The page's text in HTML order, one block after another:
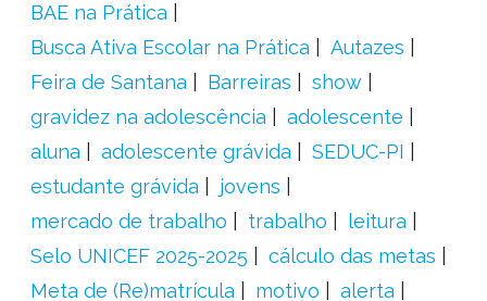
BAE na Prática
Busca Ativa Escolar na Prática
Autazes
Feira de Santana
Barreiras
show
gravidez na adolescência
adolescente
aluna
adolescente grávida
SEDUC-PI
estudante grávida
jovens
mercado de trabalho
trabalho
leitura
Selo UNICEF 2025-2025
cálculo das metas
Meta de (Re)matrícula
motivo
alerta